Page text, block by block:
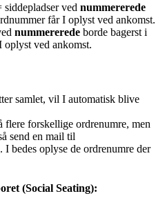
ved nummererede
får I oplyst ved ankomst.
nummererede borde bagerst i
ved ankomst.
samlet, vil I automatisk blive
forskellige ordrenumre, men
send en mail til
. I bedes oplyse de ordrenumre der
(Social Seating):